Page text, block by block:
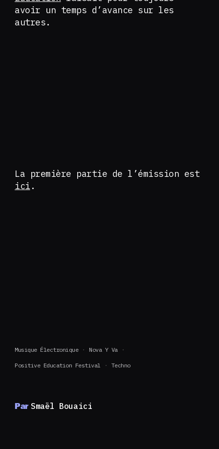
avoir un temps d’avance sur les
autres.
La première partie de l’émission est
ici .
Musique Électronique Nova Y Va
Positive Education Festival Techno
Par Smaël Bouaici